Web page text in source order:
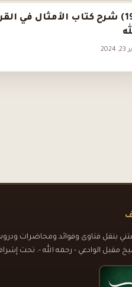
(19) شرح كتاب الأمثال في
بنقل فتاوى وفوائد ومحاضرات
مقبل الوادعي - رحمه الله -. تحت